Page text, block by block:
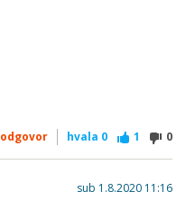
odgovor hvala 0 1 0
sub 1.8.2020 11:16